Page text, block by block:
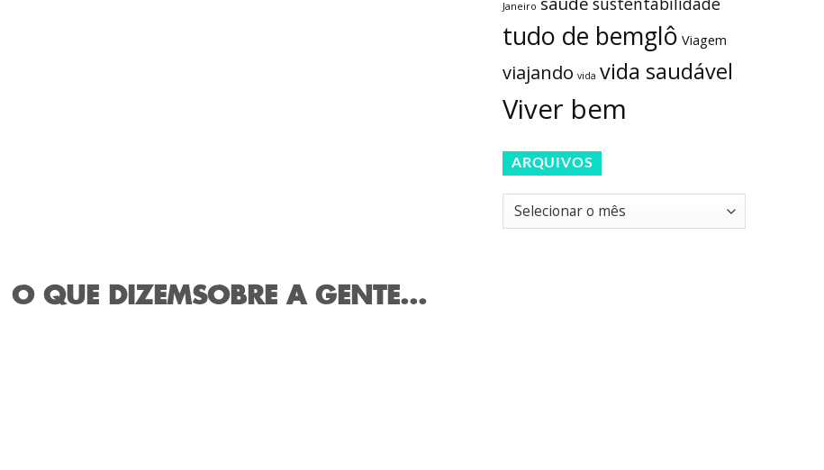
Janeiro
tudo de bemglô Viagem
viajando vida vida saudável
Viver bem
ARQUIVOS
Arquivos
O QUE DIZEMSOBRE A GENTE...